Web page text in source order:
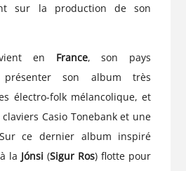
sur la production de son
en France, son pays
présenter son album très
électro-folk mélancolique, et
Casio Tonebank et une
ce dernier album inspiré
la Jónsi(Sigur Ros) flotte pour